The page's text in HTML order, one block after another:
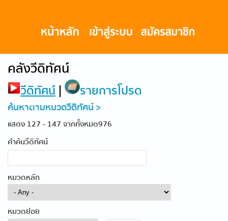
คลังวีดิทัศน์
วีดิทัศน์ | รายการโปรด
ค้นหาตามหมวดวีดิทัศน์ >
แสดง 127 - 147 จากทั้งหมด976
คำค้นวีดิทัศน์
หมวดหลัก
หมวดย่อย